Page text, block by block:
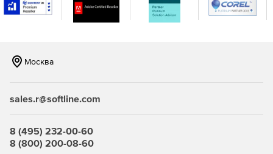
для мобильных сотрудников.
Организация защищенного межсетевого
Безопасный доступ пользователей VPN к ресурсам
сетей общего пользования
Москва
sales.r@softline.com
8 (495) 232-00-60
8 (800) 200-08-60